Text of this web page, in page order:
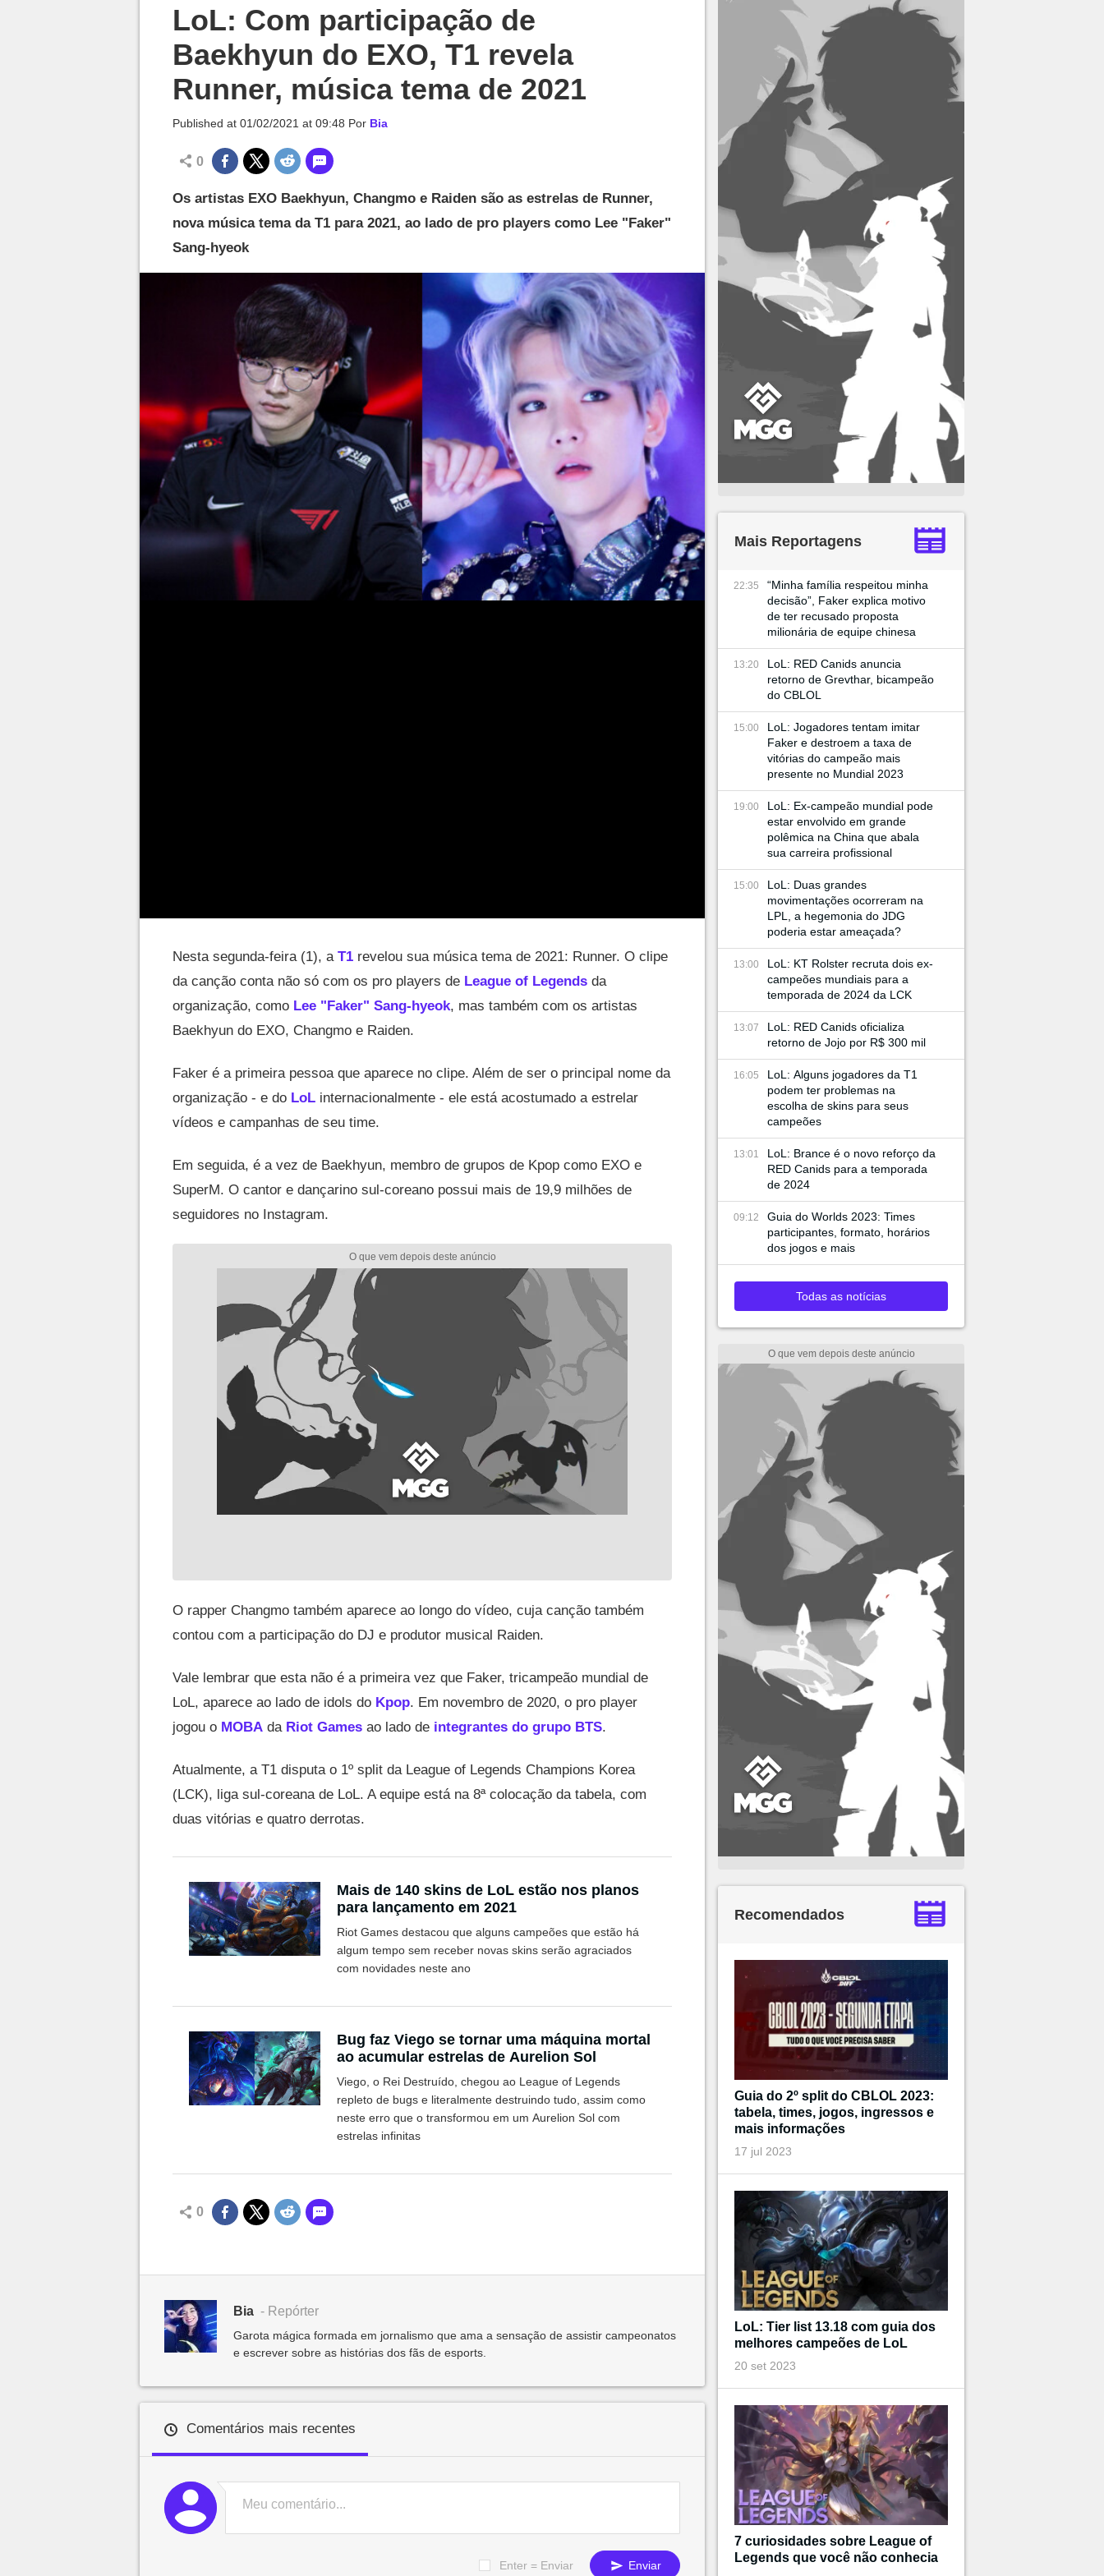
LoL: Com participação de
Baekhyun do EXO, T1 revela
Runner, música tema de 2021
Published at 01/02/2021 at 09:48 Por Bia
0
Os artistas EXO Baekhyun, Changmo e Raiden são as estrelas de Runner,
nova música tema da T1 para 2021, ao lado de pro players como Lee "Faker"
Sang-hyeok
Nesta segunda-feira (1), a T1 revelou sua música tema de 2021: Runner. O clipe
da canção conta não só com os pro players de League of Legends da
organização, como Lee "Faker" Sang-hyeok, mas também com os artistas
Baekhyun do EXO, Changmo e Raiden.
Faker é a primeira pessoa que aparece no clipe. Além de ser o principal nome da
organização - e do LoL internacionalmente - ele está acostumado a estrelar
vídeos e campanhas de seu time.
Em seguida, é a vez de Baekhyun, membro de grupos de Kpop como EXO e
SuperM. O cantor e dançarino sul-coreano possui mais de 19,9 milhões de
seguidores no Instagram.
O rapper Changmo também aparece ao longo do vídeo, cuja canção também
contou com a participação do DJ e produtor musical Raiden.
Vale lembrar que esta não é a primeira vez que Faker, tricampeão mundial de
LoL, aparece ao lado de idols do Kpop. Em novembro de 2020, o pro player
jogou o MOBA da Riot Games ao lado de integrantes do grupo BTS.
Atualmente, a T1 disputa o 1º split da League of Legends Champions Korea
(LCK), liga sul-coreana de LoL. A equipe está na 8ª colocação da tabela, com
duas vitórias e quatro derrotas.
Mais de 140 skins de LoL estão nos planos
para lançamento em 2021
Riot Games destacou que alguns campeões que estão há
algum tempo sem receber novas skins serão agraciados
com novidades neste ano
Bug faz Viego se tornar uma máquina mortal
ao acumular estrelas de Aurelion Sol
Viego, o Rei Destruído, chegou ao League of Legends
repleto de bugs e literalmente destruindo tudo, assim como
neste erro que o transformou em um Aurelion Sol com
estrelas infinitas
0
Bia - Repórter
Garota mágica formada em jornalismo que ama a sensação de assistir campeonatos
e escrever sobre as histórias dos fãs de esports.
Comentários mais recentes
Enter = Enviar Enviar
Mais Reportagens
22:35
“Minha família respeitou minha
decisão”, Faker explica motivo
de ter recusado proposta
milionária de equipe chinesa
13:20
LoL: RED Canids anuncia
retorno de Grevthar, bicampeão
do CBLOL
15:00
LoL: Jogadores tentam imitar
Faker e destroem a taxa de
vitórias do campeão mais
presente no Mundial 2023
19:00
LoL: Ex-campeão mundial pode
estar envolvido em grande
polêmica na China que abala
sua carreira profissional
15:00
LoL: Duas grandes
movimentações ocorreram na
LPL, a hegemonia do JDG
poderia estar ameaçada?
13:00
LoL: KT Rolster recruta dois ex-
campeões mundiais para a
temporada de 2024 da LCK
13:07
LoL: RED Canids oficializa
retorno de Jojo por R$ 300 mil
16:05
LoL: Alguns jogadores da T1
podem ter problemas na
escolha de skins para seus
campeões
13:01
LoL: Brance é o novo reforço da
RED Canids para a temporada
de 2024
09:12
Guia do Worlds 2023: Times
participantes, formato, horários
dos jogos e mais
Todas as notícias
Recomendados
Guia do 2º split do CBLOL 2023:
tabela, times, jogos, ingressos e
mais informações
17 jul 2023
LoL: Tier list 13.18 com guia dos
melhores campeões de LoL
20 set 2023
7 curiosidades sobre League of
Legends que você não conhecia